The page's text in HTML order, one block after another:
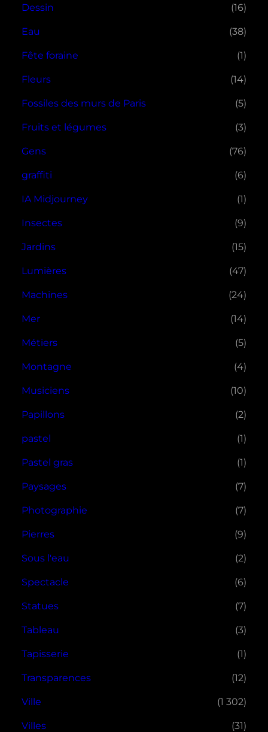
Dessin (16)
Eau (38)
Fête foraine (1)
Fleurs (14)
Fossiles des murs de Paris (5)
Fruits et légumes (3)
Gens (76)
graffiti (6)
IA Midjourney (1)
Insectes (9)
Jardins (15)
Lumières (47)
Machines (24)
Mer (14)
Métiers (5)
Montagne (4)
Musiciens (10)
Papillons (2)
pastel (1)
Pastel gras (1)
Paysages (7)
Photographie (7)
Pierres (9)
Sous l'eau (2)
Spectacle (6)
Statues (7)
Tableau (3)
Tapisserie (1)
Transparences (12)
Ville (1 302)
Villes (31)